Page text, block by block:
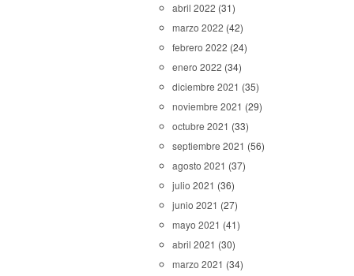
abril 2022 (31)
marzo 2022 (42)
febrero 2022 (24)
enero 2022 (34)
diciembre 2021 (35)
noviembre 2021 (29)
octubre 2021 (33)
septiembre 2021 (56)
agosto 2021 (37)
julio 2021 (36)
junio 2021 (27)
mayo 2021 (41)
abril 2021 (30)
marzo 2021 (34)